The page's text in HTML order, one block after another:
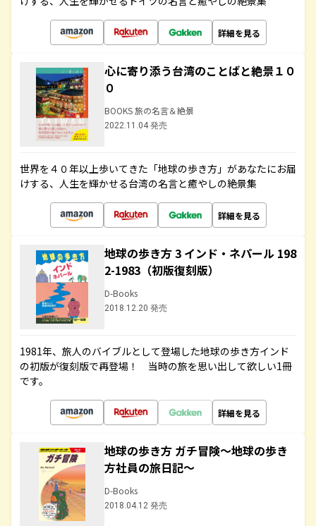
詳細を見る
心に寄り添う台湾のことばと絶景１０
０
BOOKS 旅の名言＆絶景
2022.11.04 発売
世界を４０年以上歩いてきた「地球の歩き方」があなたにお届
けする、人生を輝かせる台湾の名言と癒やしの絶景集
詳細を見る
地球の歩き方 3 インド・ネパール 198
2-1983（初版復刻版）
D-Books
2018.12.20 発売
1981年、旅人のバイブルとして登場した地球の歩き方インド
の初版が復刻版で再登場！ 当時の旅を思い出して欲しい1冊
です。
詳細を見る
地球の歩き方 ガチ冒険～地球の歩き
方社員の旅日記～
D-Books
2018.04.12 発売